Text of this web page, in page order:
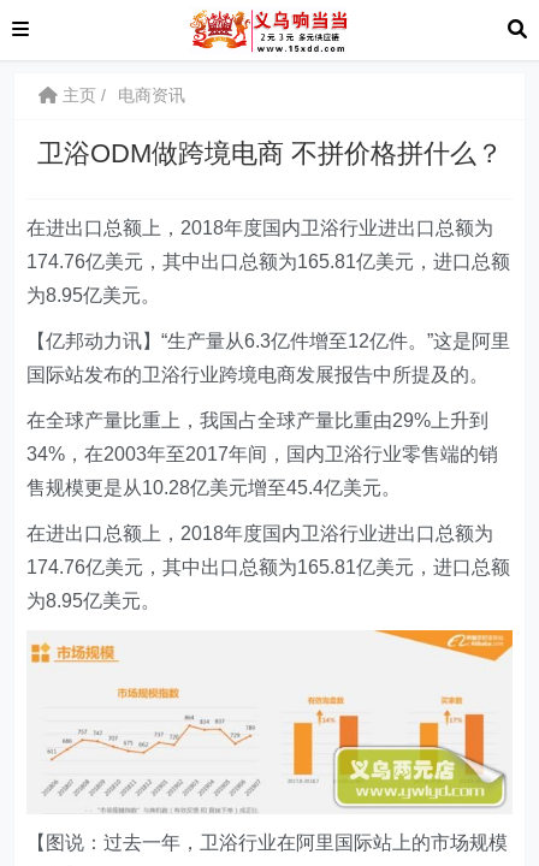
主页 电商资讯
卫浴ODM做跨境电商 不拼价格拼什么？
在进出口总额上，2018年度国内卫浴行业进出口总额为
174.76亿美元，其中出口总额为165.81亿美元，进口总额
为8.95亿美元。
【亿邦动力讯】“生产量从6.3亿件增至12亿件。”这是阿里
国际站发布的卫浴行业跨境电商发展报告中所提及的。
在全球产量比重上，我国占全球产量比重由29%上升到
34%，在2003年至2017年间，国内卫浴行业零售端的销
售规模更是从10.28亿美元增至45.4亿美元。
在进出口总额上，2018年度国内卫浴行业进出口总额为
174.76亿美元，其中出口总额为165.81亿美元，进口总额
为8.95亿美元。
【图说：过去一年，卫浴行业在阿里国际站上的市场规模